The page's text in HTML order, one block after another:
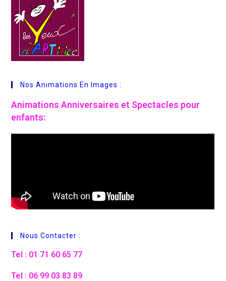
Nos Animations En Images :
Animations Anniversaires et Spectacles pour
enfants:
Nous Contacter :
Tel : 01 71 60 65 77
Tel : 06 99 03 83 89